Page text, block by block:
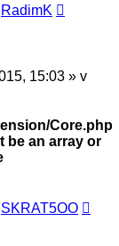
RadimK
15:03 » v
Core.php
be an array or
SKRAT5OO